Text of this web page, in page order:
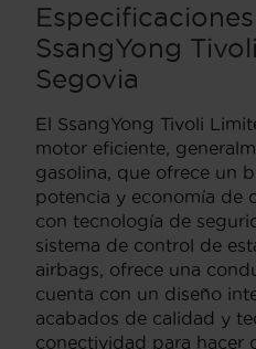
SsangYong
Segovia
El SsangYong Tivoli
motor eficiente,
gasolina, que ofrece un
potencia y economía de
con tecnología de
sistema de control de
airbags, ofrece una
cuenta con un diseño
acabados de calidad y
conectividad para hacer